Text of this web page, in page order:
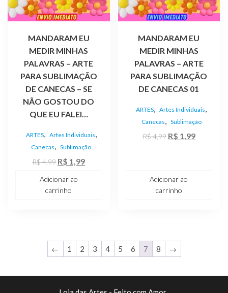
MANDARAM EU
MEDIR MINHAS
PALAVRAS – ARTE
PARA SUBLIMAÇÃO
DE CANECAS – SE
NÃO GOSTOU DO
QUE EU FALEI…
ARTES, Artes Individuais,
Canecas, Sublimação
R$4,99 O
original
R$ 1,99O
Adicionar ao
carrinho
MANDARAM EU
MEDIR MINHAS
PALAVRAS – ARTE
PARA SUBLIMAÇÃO
DE CANECAS 01
ARTES, Artes Individuais,
Canecas, Sublimação
R$4,99 O
R$ 4,99.
R$ 1,99O
Adicionar ao
carrinho
← 1 2 3 4 5 6 7 8 →